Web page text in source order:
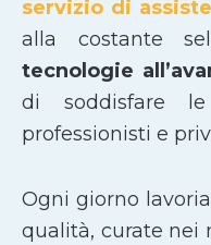
servizio di
alla costante
tecnologie
di soddisfare
professionisti e
Ogni giorno
qualità, curate nei